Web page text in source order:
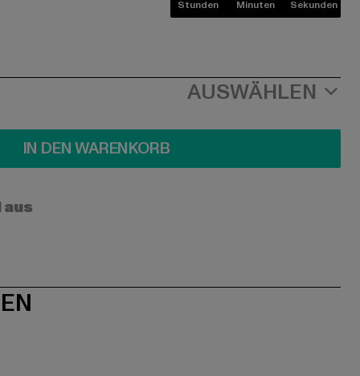
Stunden Minuten Sekunden
AUSWÄHLEN
IN DEN WARENKORB